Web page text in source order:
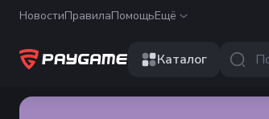
НовостиПравилаПомощьЕщё
Каталог